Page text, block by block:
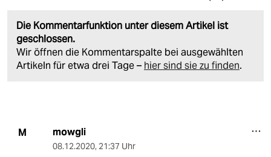
Die Kommentarfunktion unter diesem Artikel ist
geschlossen.
Wir öffnen die Kommentarspalte bei ausgewählten
Artikeln für etwa drei Tage – hier sind sie zu finden.
M mowgli
08.12.2020, 21:37 Uhr